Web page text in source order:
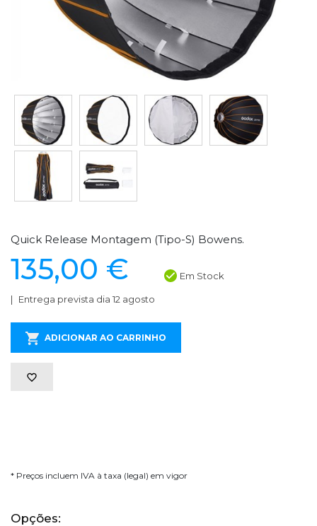
Quick Release Montagem (Tipo-S) Bowens.
135,00 € Em Stock
Entrega prevista dia 12 agosto
ADICIONAR AO CARRINHO
* Preços incluem IVA à taxa (legal) em vigor
Opções: